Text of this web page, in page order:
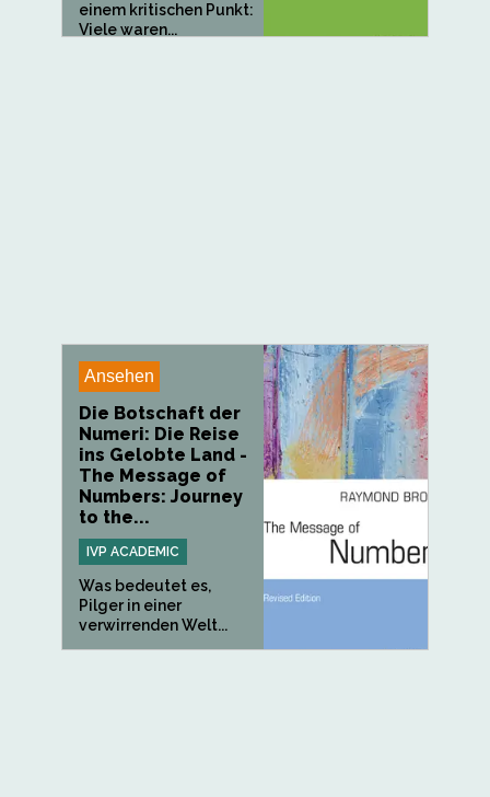
einem kritischen Punkt:
Viele waren...
Ansehen
Die Botschaft der
Numeri: Die Reise
ins Gelobte Land -
The Message of
Numbers: Journey
to the...
IVP ACADEMIC
Was bedeutet es,
Pilger in einer
verwirrenden Welt...